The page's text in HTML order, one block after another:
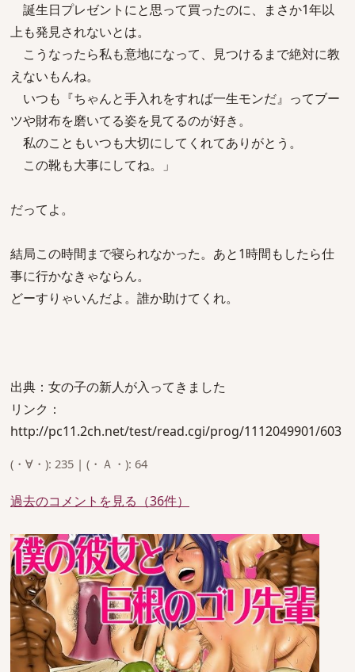
誕生日プレゼントにと思って買ったのに、まさか1年以
上も発見されないとは。
こうなったら私も意地になって、見つけるまで絶対に教
えないもんね。
いつも『ちゃんと手入れをすれば一生モンだ』ってブー
ツや財布を磨いてる姿を見てるのが好き。
私のこともいつも大切にしてくれてありがとう。
この靴も大事にしてね。」
だってよ。
結局この時間まで寝られなかった。あと1時間もしたら仕
事に行かなきゃならん。
どーすりゃいんだよ。誰か助けてくれ。
出典：女の子の新人が入ってきました
リンク：
http://pc11.2ch.net/test/read.cgi/prog/1112049901/603
(・∀・): 235 | (・Ａ・): 64
過去のコメントを見る（36件）